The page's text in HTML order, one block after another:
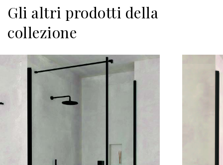
Gli altri prodotti della
collezione